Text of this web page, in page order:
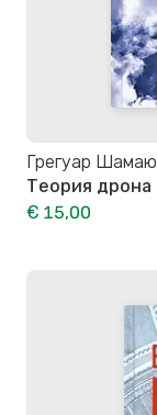
Грегуар Шамаю
Теория дрона
€ 15,00